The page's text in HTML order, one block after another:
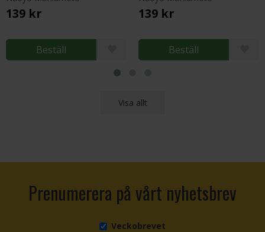
139 kr
Beställ
139 kr
Beställ
Visa allt
Prenumerera på vårt nyhetsbrev
Veckobrevet